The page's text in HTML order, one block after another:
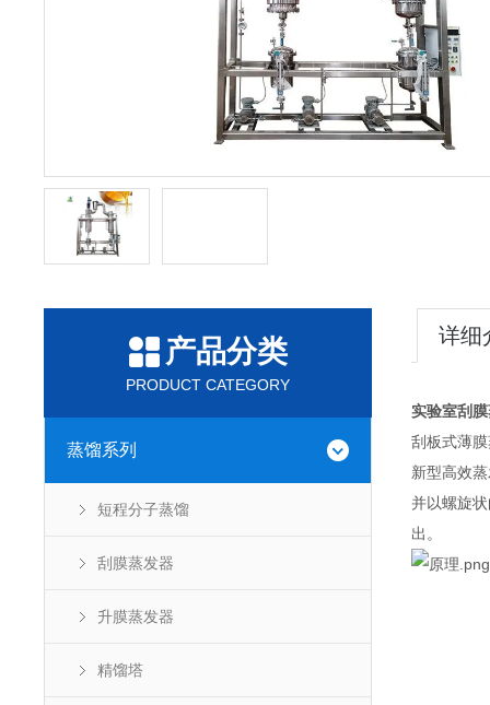
产品分类
PRODUCT CATEGORY
蒸馏系列
短程分子蒸馏
刮膜蒸发器
升膜蒸发器
精馏塔
详细
实验室刮
刮板式薄
新型高效
并以螺旋
出。